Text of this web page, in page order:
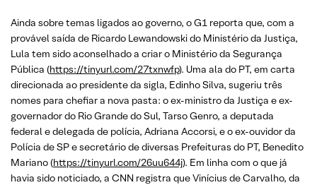
Ainda sobre temas ligados ao governo, o G1 reporta que, com a
provável saída de Ricardo Lewandowski do Ministério da Justiça,
Lula tem sido aconselhado a criar o Ministério da Segurança
Pública (https://tinyurl.com/27txnwfp). Uma ala do PT, em carta
direcionada ao presidente da sigla, Edinho Silva, sugeriu três
nomes para chefiar a nova pasta: o ex-ministro da Justiça e ex-
governador do Rio Grande do Sul, Tarso Genro, a deputada
federal e delegada de polícia, Adriana Accorsi, e o ex-ouvidor da
Polícia de SP e secretário de diversas Prefeituras do PT, Benedito
Mariano (https://tinyurl.com/26uu644j). Em linha com o que já
havia sido noticiado, a CNN registra que Vinícius de Carvalho, da